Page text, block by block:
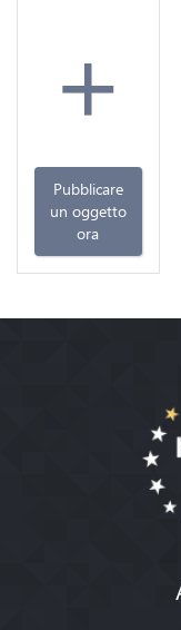
+
Pubblicare
un oggetto
ora